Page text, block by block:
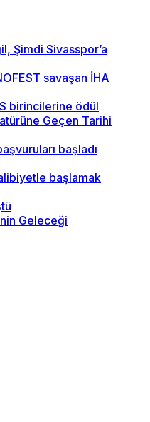
Şimdi Sivasspor’a
savaşan İHA
birincilerine ödül
Geçen Tarihi
başladı
başlamak
Geleceği